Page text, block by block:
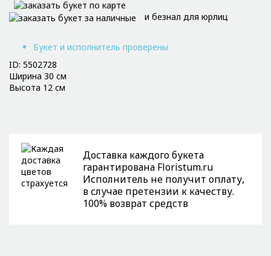
и безнал для юрлиц
Букет и исполнитель проверены
ID: 5502728
Ширина 30 см
Высота 12 см
Доставка каждого букета
гарантирована Floristum.ru
Исполнитель не получит оплату,
в случае претензии к качеству.
100% возврат средств